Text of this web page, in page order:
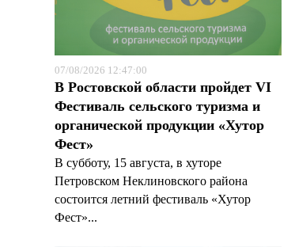
07/08/2026 12:47:00
В Ростовской области пройдет VI
Фестиваль сельского туризма и
органической продукции «Хутор
Фест»
В субботу, 15 августа, в хуторе
Петровском Неклиновского района
состоится летний фестиваль «Хутор
Фест»...